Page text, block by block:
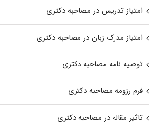
امتیاز تدریس در مصاحبه دکتری
امتیاز مدرک زبان در مصاحبه دکتری
توصیه نامه مصاحبه دکتری
فرم رزومه مصاحبه دکتری
تاثیر مقاله در مصاحبه دکتری